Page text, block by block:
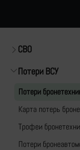
СВО
Потери ВСУ
Потери
Карта потерь
Трофеи
Потери